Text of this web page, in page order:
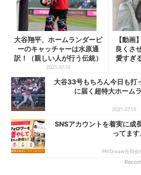
大谷翔平、ホームランダービ
ーのキャッチャーは水原通
訳！（親しい人が行う伝統）
【海...
2021.07.12
【動画
良くさ
愛すぎ
大谷33号もちろん今日も打
に届く超特大ホーム
2021.07.10
SNSアカウントを着実に成
ってます
PR(Dreaw合同会